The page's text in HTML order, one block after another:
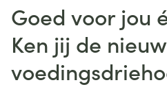
Goed voor jou
Ken jij de